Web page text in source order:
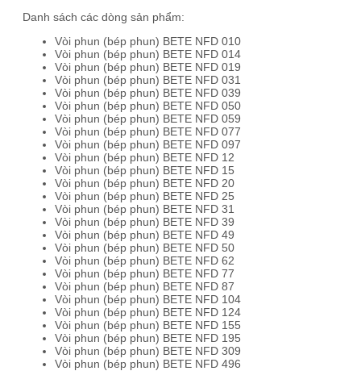
Danh sách các dòng sản phẩm:
Vòi phun (bép phun) BETE NFD 010
Vòi phun (bép phun) BETE NFD 014
Vòi phun (bép phun) BETE NFD 019
Vòi phun (bép phun) BETE NFD 031
Vòi phun (bép phun) BETE NFD 039
Vòi phun (bép phun) BETE NFD 050
Vòi phun (bép phun) BETE NFD 059
Vòi phun (bép phun) BETE NFD 077
Vòi phun (bép phun) BETE NFD 097
Vòi phun (bép phun) BETE NFD 12
Vòi phun (bép phun) BETE NFD 15
Vòi phun (bép phun) BETE NFD 20
Vòi phun (bép phun) BETE NFD 25
Vòi phun (bép phun) BETE NFD 31
Vòi phun (bép phun) BETE NFD 39
Vòi phun (bép phun) BETE NFD 49
Vòi phun (bép phun) BETE NFD 50
Vòi phun (bép phun) BETE NFD 62
Vòi phun (bép phun) BETE NFD 77
Vòi phun (bép phun) BETE NFD 87
Vòi phun (bép phun) BETE NFD 104
Vòi phun (bép phun) BETE NFD 124
Vòi phun (bép phun) BETE NFD 155
Vòi phun (bép phun) BETE NFD 195
Vòi phun (bép phun) BETE NFD 309
Vòi phun (bép phun) BETE NFD 496